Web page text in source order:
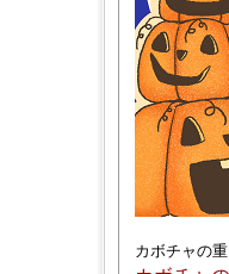
カボチャの